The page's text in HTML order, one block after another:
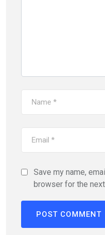
Save my name,
browser for the